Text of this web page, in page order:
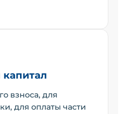
взноса, для
для оплаты части